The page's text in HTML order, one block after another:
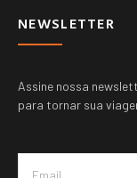
NEWSLETTER
Assine nossa
para tornar sua